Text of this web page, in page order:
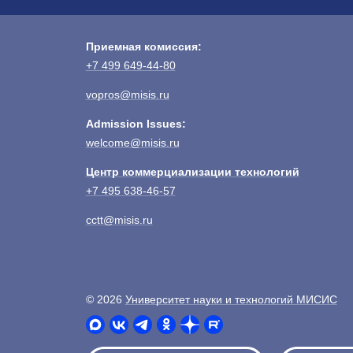
Приемная комиссия:
+7 499 649-44-80
vopros@misis.ru
Admission Issues:
welcome@misis.ru
Центр коммерциализации технологий
+7 495 638-46-57
cctt@misis.ru
© 2026 Университет науки и технологий МИСИС